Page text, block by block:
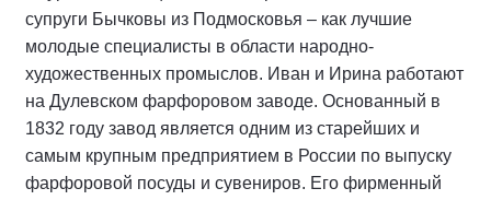
супруги Бычковы из Подмосковья – как лучшие
молодые специалисты в области народно-
художественных промыслов. Иван и Ирина работают
на Дулевском фарфоровом заводе. Основанный в
1832 году завод является одним из старейших и
самым крупным предприятием в России по выпуску
фарфоровой посуды и сувениров. Его фирменный